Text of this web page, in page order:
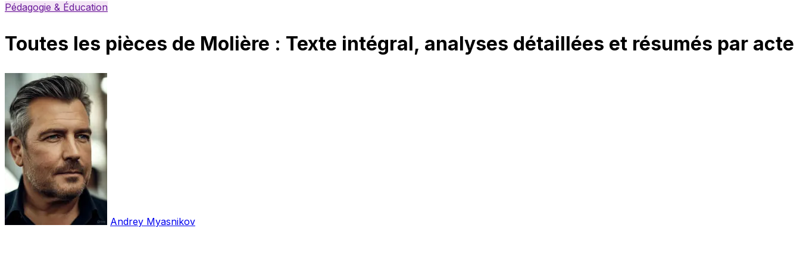
Pédagogie & Éducation
Toutes les pièces de Molière : Texte intégral, analyses détaillées et résumés par acte
Andrey Myasnikov